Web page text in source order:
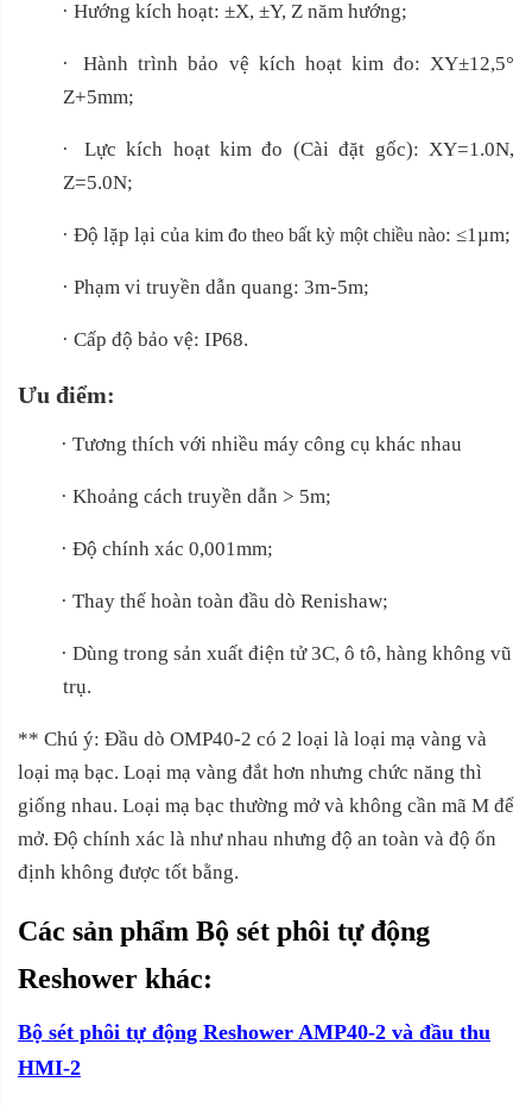
· Hướng kích hoạt: ±X, ±Y, Z năm hướng;
·
Hành trình bảo vệ kích hoạt kim đo: XY±12,5°
Z+5mm;
·
Lực kích hoạt kim đo (Cài đặt gốc): XY=1.0N,
Z=5.0N;
· Độ lặp lại củakim đo theo bất kỳ một chiều nào: ≤1µm;
· Phạm vi truyền dẫn quang: 3m-5m;
· Cấp độ bảo vệ: IP68.
Ưu điểm:
· Tương thích với nhiều máy công cụ khác nhau
· Khoảng cách truyền dẫn > 5m;
· Độ chính xác 0,001mm;
· Thay thế hoàn toàn đầu dò Renishaw;
· Dùng trong sản xuất điện tử 3C, ô tô, hàng không vũ
trụ.
** Chú ý: Đầu dò OMP40-2 có 2 loại là loại mạ vàng và
loại mạ bạc. Loại mạ vàng đắt hơn nhưng chức năng thì
giống nhau. Loại mạ bạc thường mở và không cần mã M để
mở. Độ chính xác là như nhau nhưng độ an toàn và độ ổn
định không được tốt bằng.
Các sản phẩm Bộ sét phôi tự động
Reshower khác:
Bộ sét phôi tự động Reshower AMP40-2 và đầu thu
HMI-2